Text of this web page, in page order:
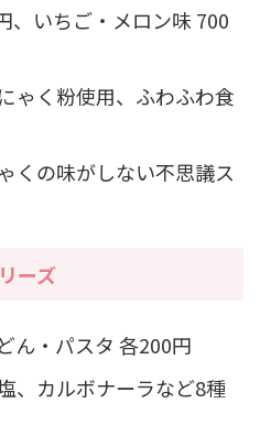
、いちご・メロン味 700
ゃく粉使用、ふわふわ食
くの味がしない不思議ス
ーズ
ん・パスタ 各200円
、カルボナーラなど8種